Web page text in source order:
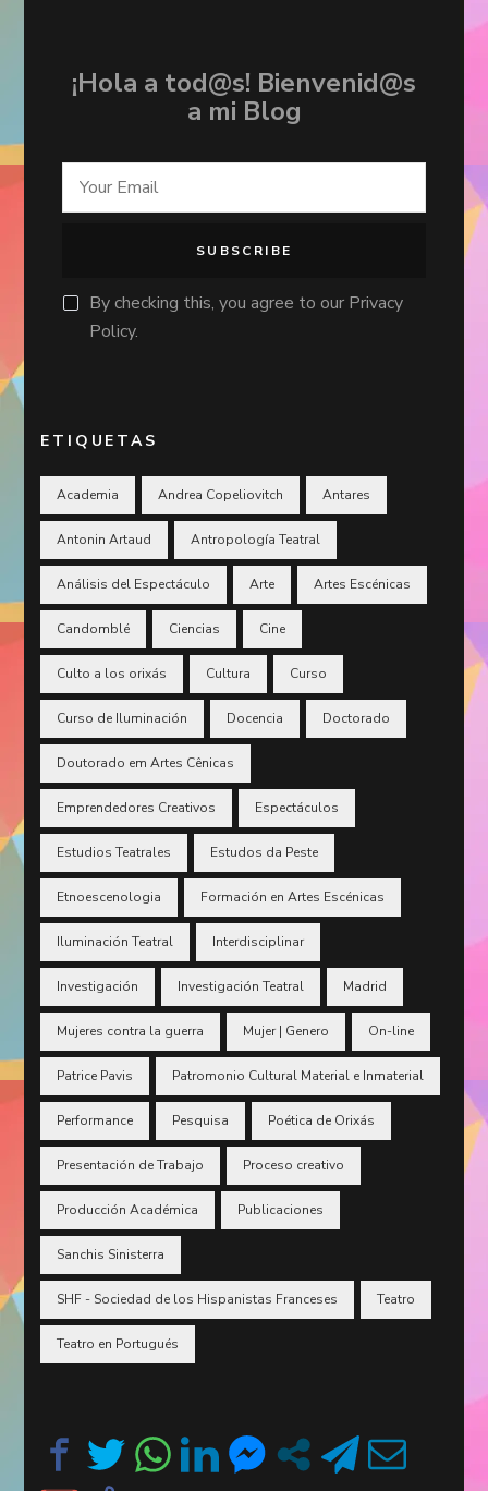
¡Hola a tod@s! Bienvenid@s
a mi Blog
By checking this, you agree to our Privacy
Policy.
ETIQUETAS
Academia Andrea Copeliovitch Antares
Antonin Artaud Antropología Teatral
Análisis del Espectáculo Arte Artes Escénicas
Candomblé Ciencias Cine
Culto a los orixás Cultura Curso
Curso de Iluminación Docencia Doctorado
Doutorado em Artes Cênicas
Emprendedores Creativos Espectáculos
Estudios Teatrales Estudos da Peste
Etnoescenologia Formación en Artes Escénicas
Iluminación Teatral Interdisciplinar
Investigación Investigación Teatral Madrid
Mujeres contra la guerra Mujer | Genero On-line
Patrice Pavis Patromonio Cultural Material e Inmaterial
Performance Pesquisa Poética de Orixás
Presentación de Trabajo Proceso creativo
Producción Académica Publicaciones
Sanchis Sinisterra
SHF - Sociedad de los Hispanistas Franceses Teatro
Teatro en Portugués